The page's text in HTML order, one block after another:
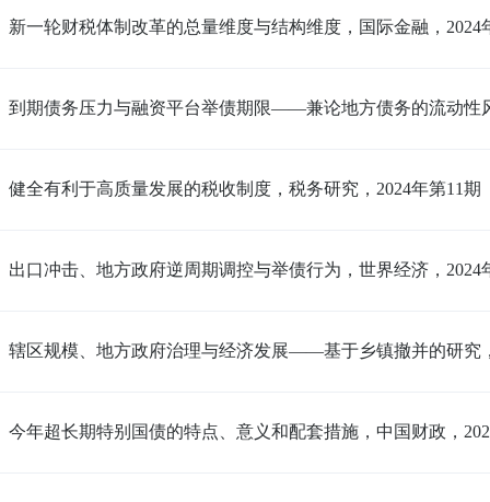
新一轮财税体制改革的总量维度与结构维度，国际金融，
到期债务压力与融资平台举债期限——兼论地方债务的流动性
健全有利于高质量发展的税收制度，税务研究，2024年第11
出口冲击、地方政府逆周期调控与举债行为，世界经济，
辖区规模、地方政府治理与经济发展——基于乡镇撤并的研究
今年超长期特别国债的特点、意义和配套措施，中国财政，